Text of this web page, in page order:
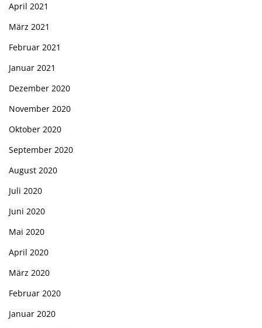
April 2021
März 2021
Februar 2021
Januar 2021
Dezember 2020
November 2020
Oktober 2020
September 2020
August 2020
Juli 2020
Juni 2020
Mai 2020
April 2020
März 2020
Februar 2020
Januar 2020